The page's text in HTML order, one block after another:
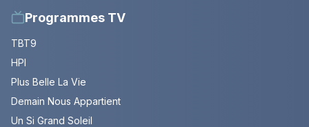
Programmes TV
TBT9
HPI
Plus Belle La Vie
Demain Nous Appartient
Un Si Grand Soleil